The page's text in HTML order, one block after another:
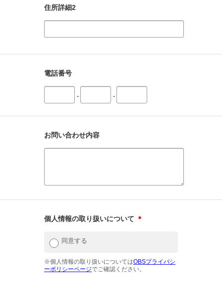
住所詳細2
電話番号
- -
お問い合わせ内容
個人情報の取り扱いについて ＊
同意する
※個人情報の取り扱いについてはOBSプライバシ
ーポリシーページでご確認ください。